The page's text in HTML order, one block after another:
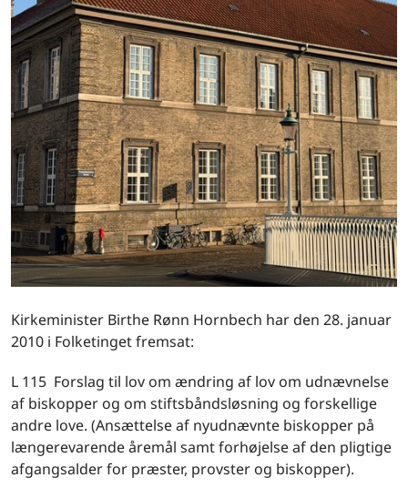
Kirkeminister Birthe Rønn Hornbech har den 28. januar
2010 i Folketinget fremsat:
L 115 Forslag til lov om ændring af lov om udnævnelse
af biskopper og om stiftsbåndsløsning og forskellige
andre love. (Ansættelse af nyudnævnte biskopper på
længerevarende åremål samt forhøjelse af den pligtige
afgangsalder for præster, provster og biskopper).